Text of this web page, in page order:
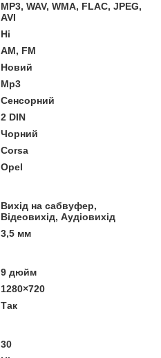
MP3, WAV, WMA, FLAC, JPEG,
AVI
Ні
AM, FM
Новий
Mp3
Сенсорний
2 DIN
Чорний
Corsa
Opel
Вихід на сабвуфер,
Відеовихід, Аудіовихід
3,5 мм
9 дюйм
1280×720
Так
30